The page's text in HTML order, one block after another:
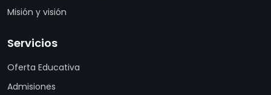
Misión y visión
Servicios
Oferta Educativa
Admisiones